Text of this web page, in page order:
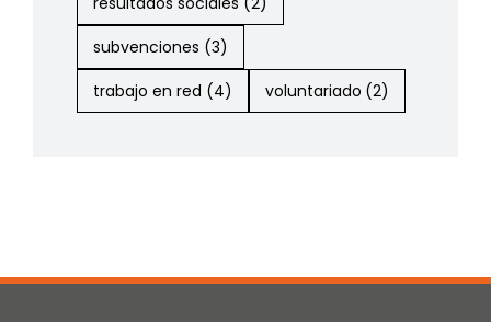
subvenciones (3)
trabajo en red (4) voluntariado (2)